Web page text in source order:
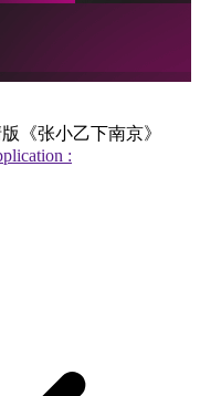
《张小乙下南京》
: